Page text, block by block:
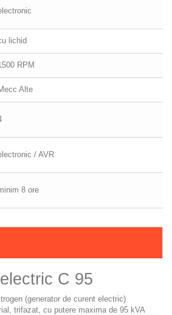
lichid
RPM
Alte
/ AVR
8 ore
C 95
(generator de curent electric)
trifazat, cu putere maxima de 95 kVA